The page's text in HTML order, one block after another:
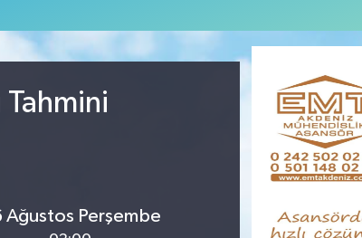
Tahmini
Ağustos Perşembe